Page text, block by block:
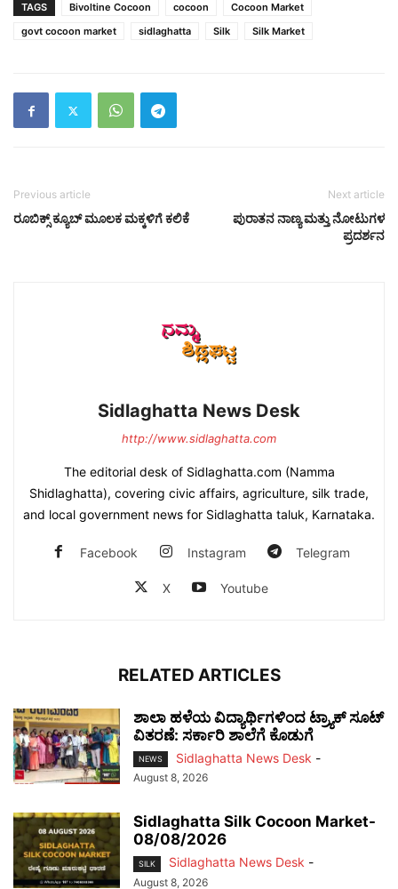
TAGS Bivoltine Cocoon cocoon
Cocoon Market
govt cocoon market
sidlaghatta Silk Silk Market
Previous article
ರೂಬಿಕ್ಸ್ ಕ್ಯೂಬ್ ಮೂಲಕ ಮಕ್ಕಳಿಗೆ ಕಲಿಕೆ
Next article
ಪುರಾತನ ನಾಣ್ಯ ಮತ್ತು ನೋಟುಗಳ
ಪ್ರದರ್ಶನ
Sidlaghatta News Desk
http://www.sidlaghatta.com
The editorial desk of Sidlaghatta.com (Namma
Shidlaghatta), covering civic affairs, agriculture, silk trade,
and local government news for Sidlaghatta taluk, Karnataka.
Facebook Instagram Telegram
X Youtube
RELATED ARTICLES
ಶಾಲಾ ಹಳೆಯ ವಿದ್ಯಾರ್ಥಿಗಳಿಂದ ಟ್ರ್ಯಾಕ್‌ ಸೂಟ್
ವಿತರಣೆ: ಸರ್ಕಾರಿ ಶಾಲೆಗೆ ಕೊಡುಗೆ
NEWS Sidlaghatta News Desk -
August 8, 2026
Sidlaghatta Silk Cocoon Market-
08/08/2026
SILK Sidlaghatta News Desk -
August 8, 2026